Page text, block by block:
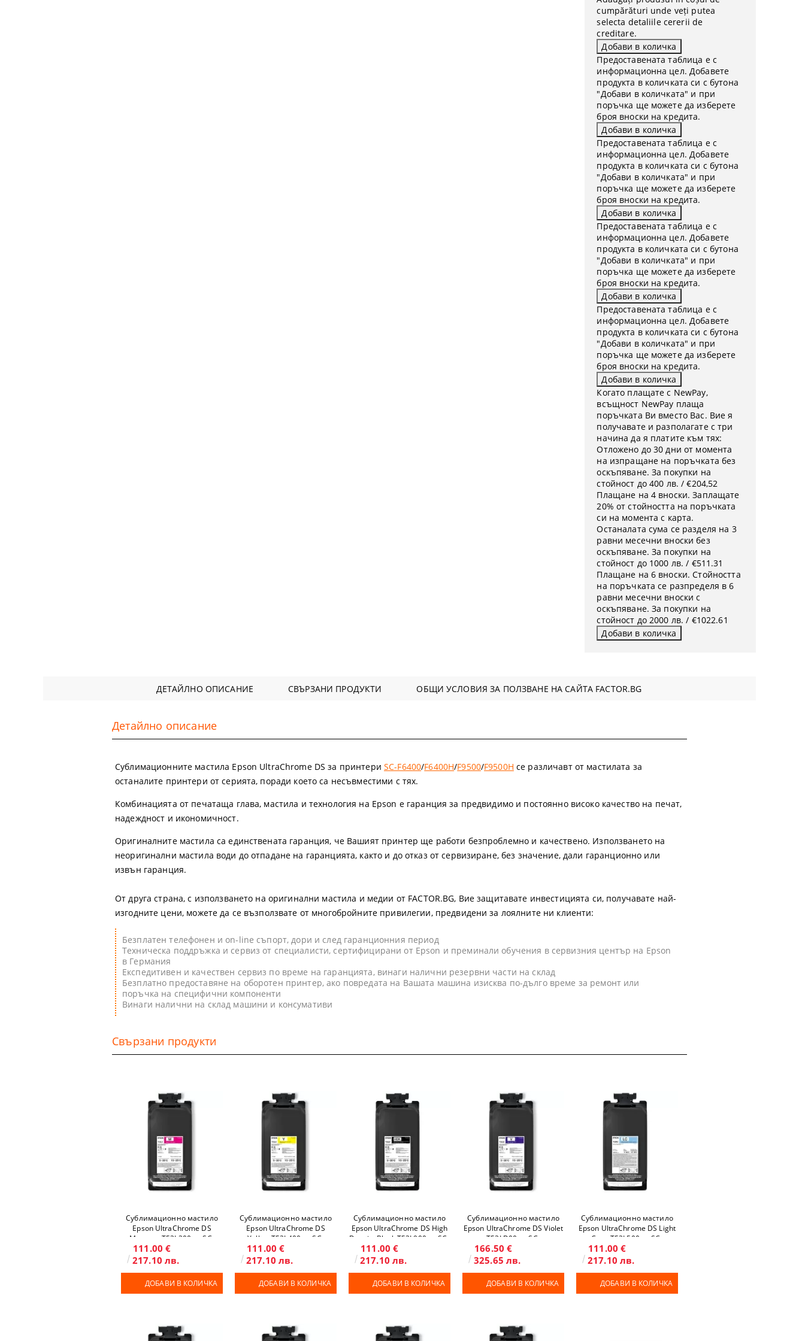
cumpărături unde veți putea
selecta detaliile cererii de
creditare.
Предоставената таблица е с
информационна цел. Добавете
продукта в количката си с бутона
"Добави в количката" и при
поръчка ще можете да изберете
броя вноски на кредита.
Предоставената таблица е с
информационна цел. Добавете
продукта в количката си с бутона
"Добави в количката" и при
поръчка ще можете да изберете
броя вноски на кредита.
Предоставената таблица е с
информационна цел. Добавете
продукта в количката си с бутона
"Добави в количката" и при
поръчка ще можете да изберете
броя вноски на кредита.
Предоставената таблица е с
информационна цел. Добавете
продукта в количката си с бутона
"Добави в количката" и при
поръчка ще можете да изберете
броя вноски на кредита.
Когато плащате с NewPay,
всъщност NewPay плаща
поръчката Ви вместо Вас. Вие я
получавате и разполагате с три
начина да я платите към тях:
Отложено до 30 дни от момента
на изпращане на поръчката без
оскъпяване. За покупки на
стойност до 400 лв. / €204,52
Плащане на 4 вноски. Заплащате
20% от стойността на поръчката
си на момента с карта.
Останалата сума се разделя на 3
равни месечни вноски без
оскъпяване. За покупки на
стойност до 1000 лв. / €511.31
Плащане на 6 вноски. Стойността
на поръчката се разпределя в 6
равни месечни вноски с
оскъпяване. За покупки на
стойност до 2000 лв. / €1022.61
ДЕТАЙЛНО ОПИСАНИЕ СВЪРЗАНИ ПРОДУКТИ ОБЩИ УСЛОВИЯ ЗА ПОЛЗВАНЕ НА САЙТА FACTOR.BG
Детайлно описание
Сублимационните мастила Epson UltraChrome DS за принтери SC-F6400/F6400H/F9500/F9500H се различавт от мастилата за
останалите принтери от серията, поради което са несъвместими с тях.
Комбинацията от печатаща глава, мастила и технология на Epson е гаранция за предвидимо и постоянно високо качество на печат,
надеждност и икономичност.
Оригиналните мастила са единствената гаранция, че Вашият принтер ще работи безпроблемно и качествено. Използването на
неоригинални мастила води до отпадане на гаранцията, както и до отказ от сервизиране, без значение, дали гаранционно или
извън гаранция.
От друга страна, с използването на оригинални мастила и медии от FACTOR.BG, Вие защитавате инвестицията си, получавате най-
изгодните цени, можете да се възползвате от многобройните привилегии, предвидени за лоялните ни клиенти:
Безплатен телефонен и on-line съпорт, дори и след гаранционния период
Техническа поддръжка и сервиз от специалисти, сертифицирани от Epson и преминали обучения в сервизния център на Epson
в Германия
Експедитивен и качествен сервиз по време на гаранцията, винаги налични резервни части на склад
Безплатно предоставяне на оборотен принтер, ако повредата на Вашата машина изисква по-дълго време за ремонт или
поръчка на специфични компоненти
Винаги налични на склад машини и консумативи
Свързани продукти
Сублимационно мастило
Epson UltraChrome DS
Magenta T53L300 за SC-
F6400/F6400H/F9500/F9500H
111.00 €
217.10 лв.
ДОБАВИ В КОЛИЧКА
Сублимационно мастило
Epson UltraChrome DS
Yellow T53L400 за SC-
F6400/F6400H/F9500/F9500H
111.00 €
217.10 лв.
ДОБАВИ В КОЛИЧКА
Сублимационно мастило
Epson UltraChrome DS High
Density Black T53L900 за SC-
F6400/F6400H/F9500/F9500H
111.00 €
217.10 лв.
ДОБАВИ В КОЛИЧКА
Сублимационно мастило
Epson UltraChrome DS Violet
T53LD00 за SC-
F6400H/F9500H
166.50 €
325.65 лв.
ДОБАВИ В КОЛИЧКА
Сублимационно мастило
Epson UltraChrome DS Light
Cyan T53L500 за SC-
F6400H/F9500H
111.00 €
217.10 лв.
ДОБАВИ В КОЛИЧКА